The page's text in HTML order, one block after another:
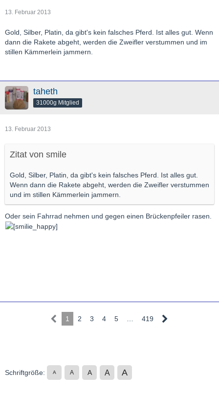
13. Februar 2013
Gold, Silber, Platin, da gibt's kein falsches Pferd. Ist alles gut. Wenn
dann die Rakete abgeht, werden die Zweifler verstummen und im
stillen Kämmerlein jammern.
taheth
31000g Mitglied
13. Februar 2013
Zitat von smile
Gold, Silber, Platin, da gibt's kein falsches Pferd. Ist alles gut.
Wenn dann die Rakete abgeht, werden die Zweifler verstummen
und im stillen Kämmerlein jammern.
Oder sein Fahrrad nehmen und gegen einen Brückenpfeiler rasen.
1 2 3 4 5 … 419
Schriftgröße: A A A A A